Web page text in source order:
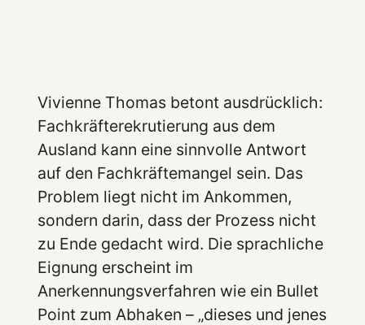
Vivienne Thomas betont ausdrücklich:
Fachkräfterekrutierung aus dem
Ausland kann eine sinnvolle Antwort
auf den Fachkräftemangel sein. Das
Problem liegt nicht im Ankommen,
sondern darin, dass der Prozess nicht
zu Ende gedacht wird. Die sprachliche
Eignung erscheint im
Anerkennungsverfahren wie ein Bullet
Point zum Abhaken – „dieses und jenes